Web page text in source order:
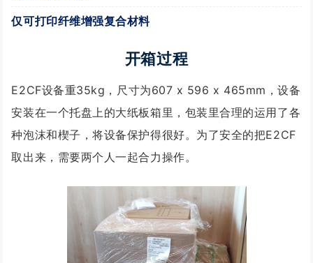
仅可打印纤维增强复合材料
开箱过程
E2CF设备重35kg，尺寸为607 x 596 x 465mm，设备
安装在一个托盘上的大纸板箱里，包装里合理的运用了各
种泡沫和楔子，将设备保护得很好。为了安全的把E2CF
取出来，需要两个人一起合力操作。